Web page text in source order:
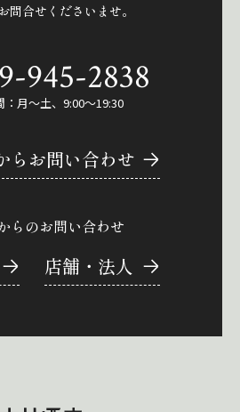
問合せくださいませ。
945-2838
：月～土、9:00～19:30
らお問い合わせ
らのお問い合わせ
店舗・法人